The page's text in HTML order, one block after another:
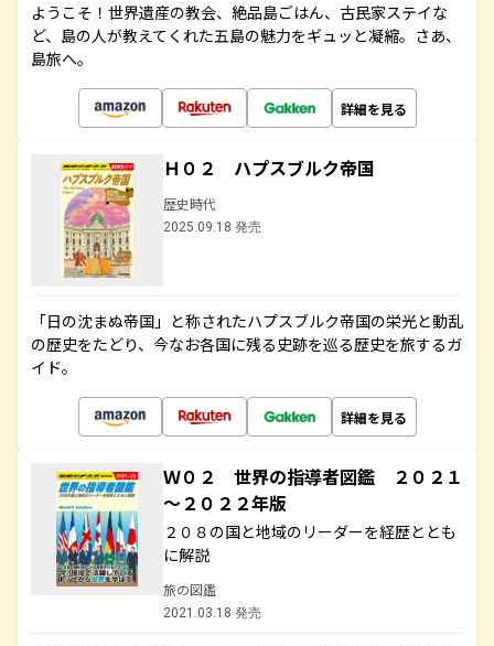
ようこそ！世界遺産の教会、絶品島ごはん、古民家ステイな
ど、島の人が教えてくれた五島の魅力をギュッと凝縮。さあ、
島旅へ。
詳細を見る
Ｈ０２ ハプスブルク帝国
歴史時代
2025.09.18 発売
「日の沈まぬ帝国」と称されたハプスブルク帝国の栄光と動乱
の歴史をたどり、今なお各国に残る史跡を巡る歴史を旅するガ
イド。
詳細を見る
Ｗ０２ 世界の指導者図鑑 ２０２１
～２０２２年版
２０８の国と地域のリーダーを経歴ととも
に解説
旅の図鑑
2021.03.18 発売